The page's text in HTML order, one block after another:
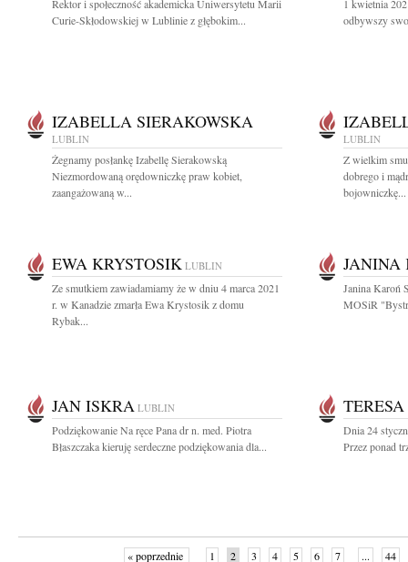
Rektor i społeczność akademicka Uniwersytetu Marii
Curie-Skłodowskiej w Lublinie z głębokim...
1 kwietnia
odbywszy
IZABELLA SIERAKOWSKA
LUBLIN
Żegnamy posłankę Izabellę Sierakowską
Niezmordowaną orędowniczkę praw kobiet,
zaangażowaną w...
LUBLIN
Z wielkim
dobrego i
bojowniczkę...
EWA KRYSTOSIK LUBLIN
Ze smutkiem zawiadamiamy że w dniu 4 marca 2021
r. w Kanadzie zmarła Ewa Krystosik z domu
Rybak...
JANINA
Janina Karoń
MOSiR
JAN ISKRA LUBLIN
Podziękowanie Na ręce Pana dr n. med. Piotra
Błaszczaka kieruję serdeczne podziękowania dla...
Dnia 24
Przez ponad
« poprzednie 1 2 3 4 5 6 7 ... 44